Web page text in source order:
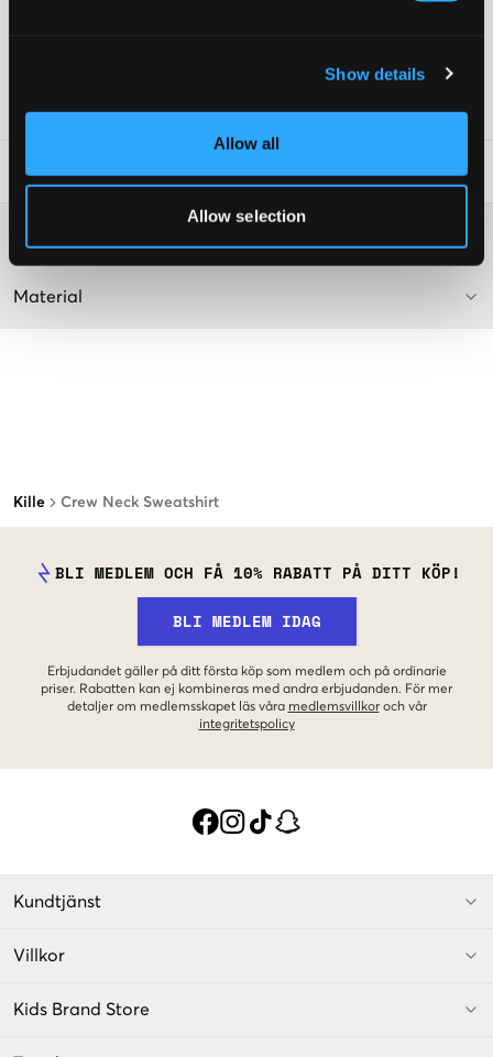
Show details
Allow all
Allow selection
Kille Crew Neck Sweatshirt
Art.nr:128141-013
Tvättråd:
Material
BLI MEDLEM OCH FÅ 10% RABATT PÅ DITT KÖP!
BLI MEDLEM IDAG
Erbjudandet gäller på ditt första köp som medlem och på ordinarie
priser. Rabatten kan ej kombineras med andra erbjudanden. För mer
detaljer om medlemsskapet läs våra medlemsvillkor och vår
integritetspolicy
Kundtjänst
Villkor
Kids Brand Store